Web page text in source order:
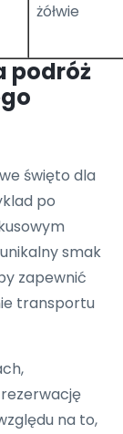
żółwie
podróż
święto dla
po
smak
zapewnić
transportu
na to,